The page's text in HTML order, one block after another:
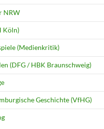
NRW
Köln)
(Medienkritik)
(DFG / HBK Braunschweig)
Geschichte (VfHG)